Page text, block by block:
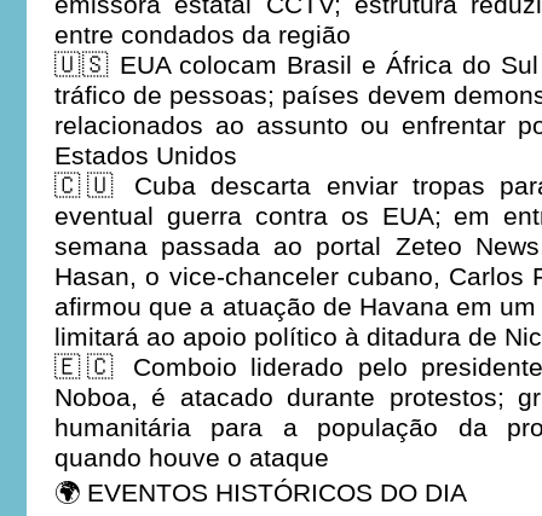
entre condados da região
🇺🇸 EUA colocam Brasil e África do
tráfico de pessoas; países devem
relacionados ao assunto ou enfrentar
Estados Unidos
🇨🇺 Cuba descarta enviar tropas
eventual guerra contra os EUA; em
semana passada ao portal Zeteo
Hasan, o vice-chanceler cubano, Carlos
afirmou que a atuação de Havana em
limitará ao apoio político à ditadura de
🇪🇨 Comboio liderado pelo
Noboa, é atacado durante protestos;
humanitária para a população da
quando houve o ataque
🌍 EVENTOS HISTÓRICOS DO DIA